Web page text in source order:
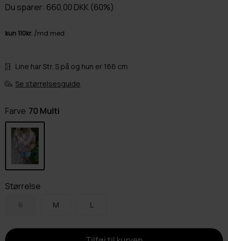
Du sparer: 660,00 DKK (60%)
Line har Str. S på og hun er 166 cm
Se størrelsesguide
Farve 70 Multi
Størrelse
S M L